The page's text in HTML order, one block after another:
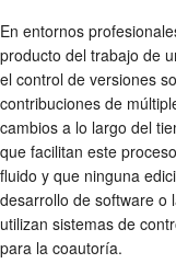
En entornos
producto del trabajo de
el control de versiones
contribuciones de
cambios a lo largo del
que facilitan este
fluido y que ninguna
desarrollo de software o
utilizan sistemas de
para la coautoría.